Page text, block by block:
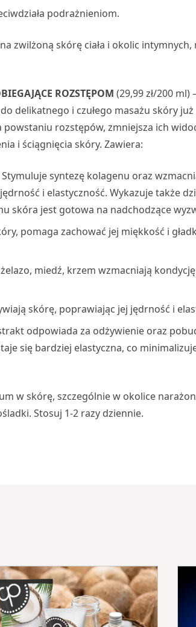
podrażnieniom.
zwilżoną skórę ciała i okolic intymnych,
ROZSTĘPOM (29,99 zł/200 ml)
delikatnego i czułego masażu skóry już
rozstępów, zmniejsza ich
i ściągnięcia skóry. Zawiera:
syntezę kolagenu oraz
i elastyczność. Wykazuje także
skóra jest gotowa na nadchodzące
pomaga zachować jej miękkość i
miedź, krzem wzmacniają
skórę, poprawiając jej jędrność i
odpowiada za odżywienie oraz
się bardziej elastyczna, co
w skórę, szczególnie w okolice
Stosuj 1-2 razy dziennie.